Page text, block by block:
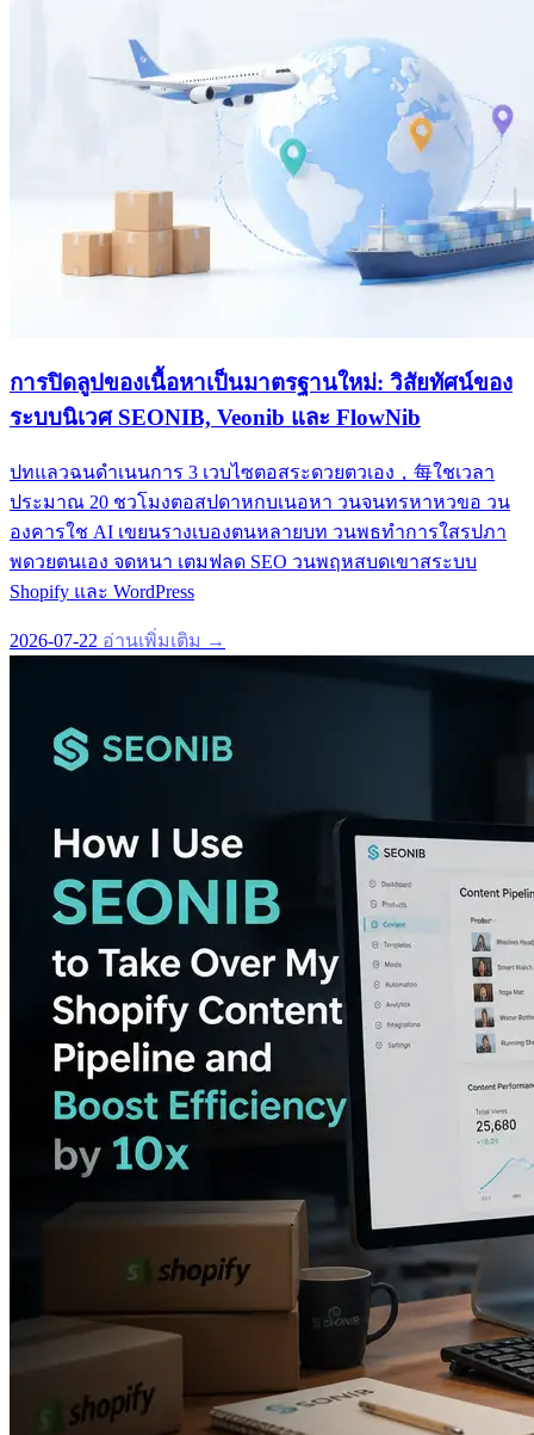
การปิดลูปของเนื้อหาเป็นมาตรฐานใหม่: วิสัยทัศน์ของ
ระบบนิเวศ SEONIB, Veonib และ FlowNib
ปทแลวฉนดำเนนการ 3 เวบไซตอสระดวยตวเอง，每ใชเวลา
ประมาณ 20 ชวโมงตอสปดาหกบเนอหา วนจนทรหาหวขอ วน
องคารใช AI เขยนรางเบองตนหลายบท วนพธทำการใสรปภา
พดวยตนเอง จดหนา เตมฟลด SEO วนพฤหสบดเขาสระบบ
Shopify และ WordPress
2026-07-22 อ่านเพิ่มเติม →